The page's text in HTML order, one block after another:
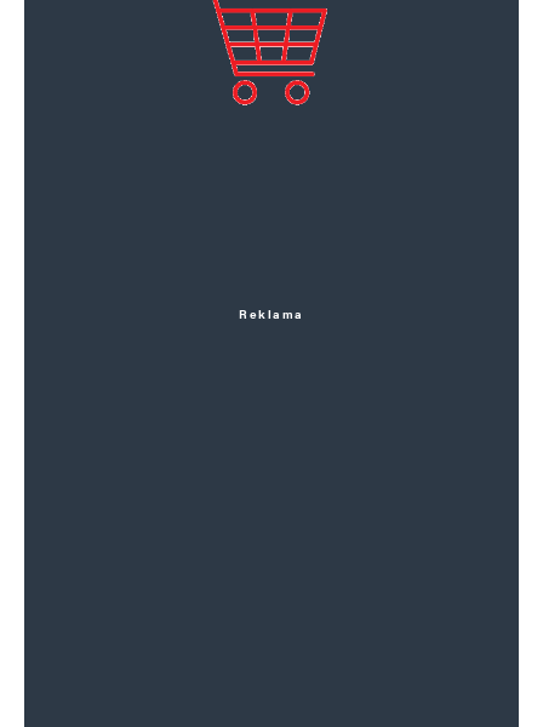
Reklama